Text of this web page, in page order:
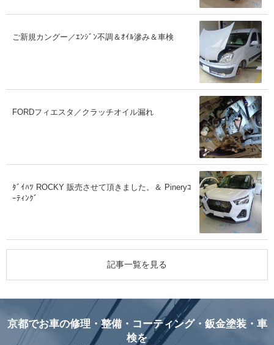
ご新規カングー／ｴﾝｼﾞﾝ不調＆ｵｲﾙ滲み＆車検
FORDフィエスタ／クラッチオイル漏れ
ﾀﾞｲﾊﾂ ROCKY 販売させて頂きました。＆ Pineryｺ
ｰﾃｨﾝｸﾞ
記事一覧を見る
京都でお車の修理・整備・コーティング・鈑金塗装・車
検を